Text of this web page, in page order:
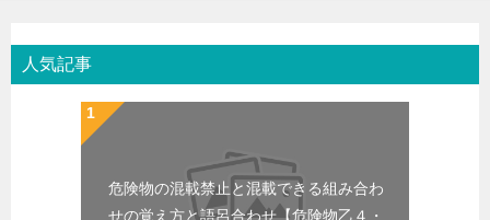
人気記事
危険物の混載禁止と混載できる組み合わ
せの覚え方と語呂合わせ【危険物乙４・